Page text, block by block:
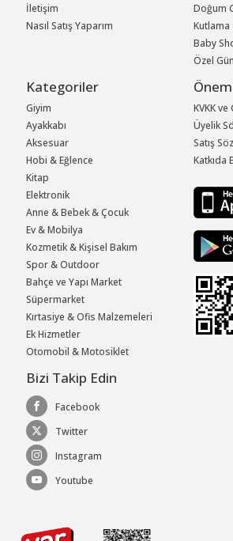
İletişim
Nasıl Satış Yaparım
Doğum
Kutlama
Baby
Özel
Kategoriler
Giyim
Ayakkabı
Aksesuar
Hobi & Eğlence
Kitap
Elektronik
Anne & Bebek & Çocuk
Ev & Mobilya
Kozmetik & Kişisel Bakım
Spor & Outdoor
Bahçe ve Yapı Market
Süpermarket
Kırtasiye & Ofis Malzemeleri
Ek Hizmetler
Otomobil & Motosiklet
KVKK
Üyelik
Satış
Katkıda
Bizi Takip Edin
Facebook
Twitter
Instagram
Youtube